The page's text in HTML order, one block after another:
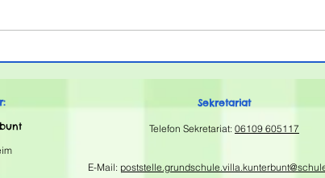
kamen die Ferien überraschend
Sekretariat
Telefon Sekretariat: 06109 605117
E-Mail: